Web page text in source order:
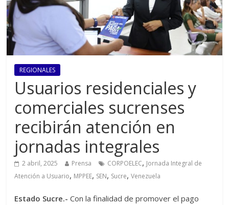
REGIONALES
Usuarios residenciales y
comerciales sucrenses
recibirán atención en
jornadas integrales
2 abril, 2025 Prensa CORPOELEC, Jornada Integral de
Atención a Usuario, MPPEE, SEN, Sucre,Venezuela
Estado Sucre.- Con la finalidad de promover el pago